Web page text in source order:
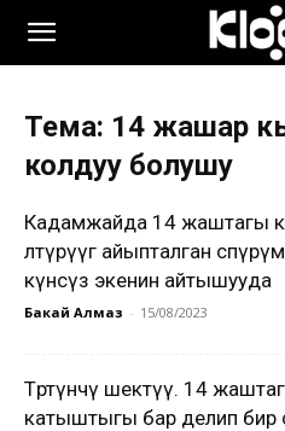
Тема: 14 жашар
колдуу болушу
Кадамжайда 14 жаштагы
өлтүрүүгө айыпталган
күнөөсүз экенин айтышууда
Бакай Алмаз - 15/08/2023
Төртүнчү шектүү. 14
катыштыгы бар делип бир